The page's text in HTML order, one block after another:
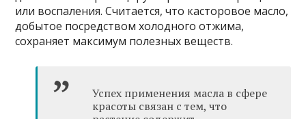
или воспаления. Считается, что касторовое масло,
добытое посредством холодного отжима,
сохраняет максимум полезных веществ.
Успех применения масла в сфере
красоты связан с тем, что